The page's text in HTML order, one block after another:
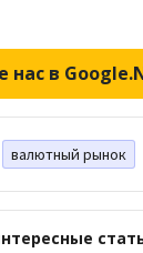
нас в
валютный рынок